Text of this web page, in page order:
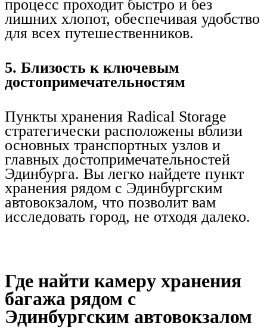
процесс проходит быстро и без
лишних хлопот, обеспечивая удобство
для всех путешественников.
5. Близость к ключевым
достопримечательностям
Пункты хранения Radical Storage
стратегически расположены вблизи
основных транспортных узлов и
главных достопримечательностей
Эдинбурга. Вы легко найдете пункт
хранения рядом с Эдинбургским
автовокзалом, что позволит вам
исследовать город, не отходя далеко.
Где найти камеру хранения
багажа рядом с
Эдинбургским автовокзалом